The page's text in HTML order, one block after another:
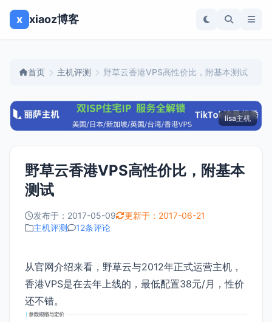
x xiaoz博客
首页 主机评测 野草云香港VPS高性价比，附基本测试
lisa主机
野草云香港VPS高性价比，附基本
测试
发布于：2017-05-09
更新于：2017-06-21
主机评测
12条评论
从官网介绍来看，野草云与2012年正式运营主机，
香港VPS是在去年上线的，最低配置38元/月，性价
还不错。